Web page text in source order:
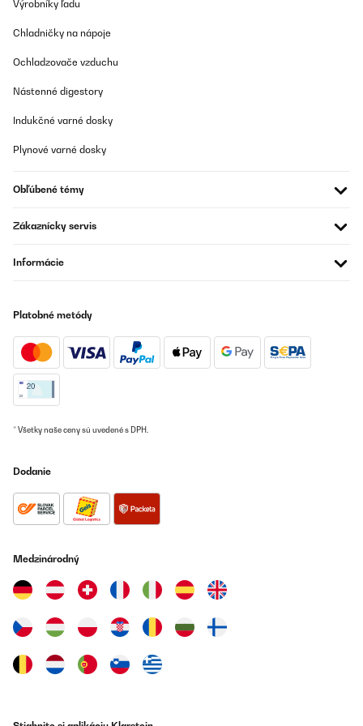
Es ist eine hervorragende Eismaschine, mit den richtigen
Preložiť
Ich schreibe nicht so häufig Rezessionen, aber hier ist es mir die
Mühe wert. Ich habe bereits eine Eismaschine von springlane und
durchaus mit höherpreisigen Maschinen vergleichbar. Was mir
herausgenommen werden kann und man nicht mittig im
Stange hängen bleibt. Generell macht die Maschine genau was
Mischung bei 1,5 Liter Füllmenge knapp 45 Minuten. Das
rührwerk friert irgendwann bei der Eismasse fest und dreht sich
nicht mehr, aber dies war bei jeder der anderen Eismaschinen
genauso und ist einfach bauartbedingt. Generell kann ich die
Excellent
Amazon user
Preložiť
Buen producto con materiales de calidad. de acero inoxidable, La
Výrobníky ľadu
Chladničky na nápoje
Ochladzovače vzduchu
Nástenné digestory
Indukčné varné dosky
Plynové varné dosky
Obľúbené témy
Zákaznícky servis
Informácie
Platobné metódy
* Všetky naše ceny sú uvedené s DPH.
Dodanie
Medzinárodný